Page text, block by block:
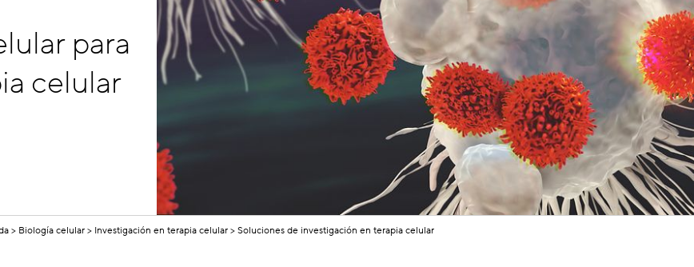
para
celular
Biología celular Investigación en terapia celular Soluciones de investigación en terapia celular